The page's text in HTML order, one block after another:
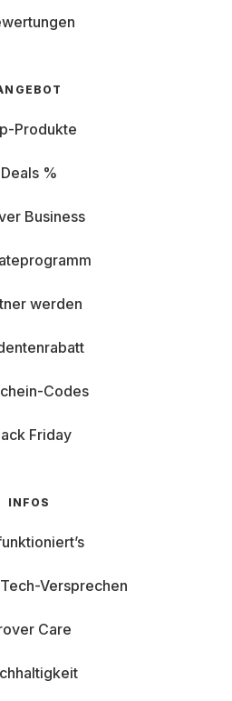
Produkte
Deals %
Business
werden
Codes
Friday
INFOS
Versprechen
Care